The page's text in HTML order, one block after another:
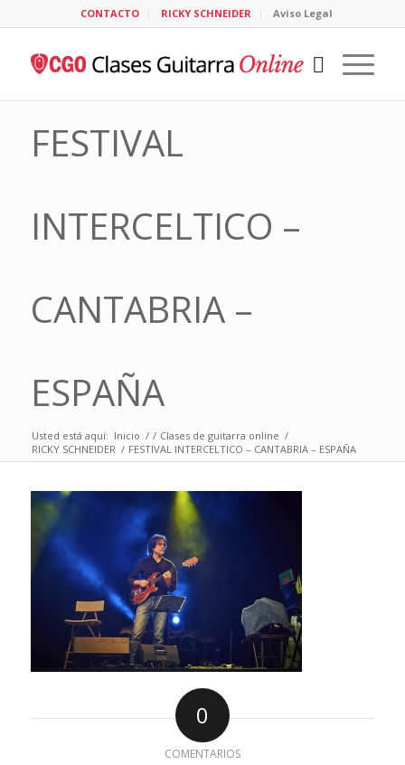
CONTACTO RICKY SCHNEIDER Aviso Legal
FESTIVAL
INTERCELTICO –
CANTABRIA –
ESPAÑA
Usted está aquí: Inicio / / Clases de guitarra online /
RICKY SCHNEIDER / FESTIVAL INTERCELTICO – CANTABRIA – ESPAÑA
0
COMENTARIOS